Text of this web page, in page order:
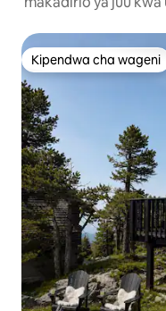
Kipendwa cha wageni
Kipendwa cha wageni